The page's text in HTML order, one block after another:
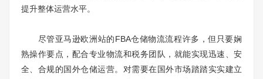
提升整体运营水平。
尽管亚马逊欧洲站的FBA仓储物流流程许多，但只要娴
熟操作要点，配合专业物流和税务团队，就能实现迅速、安
全、合规的国外仓储运营。对需要在国外市场踏踏实实建立